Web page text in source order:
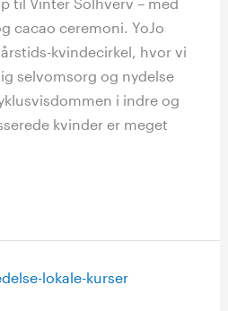
cacao ceremoni. YoJo
kvindecirkel, hvor vi
selvomsorg og nydelse
i indre og
kvinder er meget